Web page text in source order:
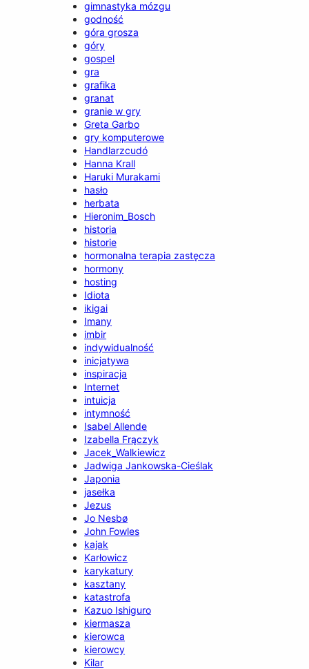
gimnastyka mózgu
godność
góra grosza
góry
gospel
gra
grafika
granat
granie w gry
Greta Garbo
gry komputerowe
Handlarzcudó
Hanna Krall
Haruki Murakami
hasło
herbata
Hieronim_Bosch
historia
historie
hormonalna terapia zastęcza
hormony
hosting
Idiota
ikigai
Imany
imbir
indywidualność
inicjatywa
inspiracja
Internet
intuicja
intymność
Isabel Allende
Izabella Frączyk
Jacek_Walkiewicz
Jadwiga Jankowska-Cieślak
Japonia
jasełka
Jezus
Jo Nesbø
John Fowles
kajak
Karłowicz
karykatury
kasztany
katastrofa
Kazuo Ishiguro
kiermasza
kierowca
kierowcy
Kilar